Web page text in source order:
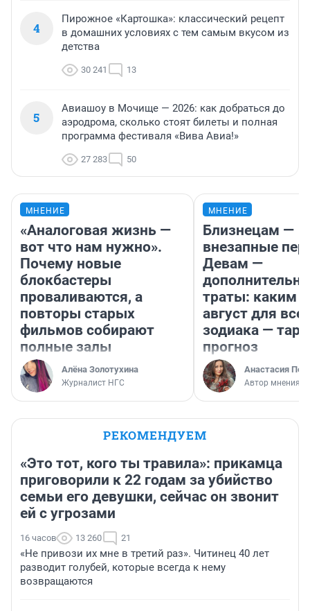
4
Пирожное «Картошка»: классический рецепт
в домашних условиях с тем самым вкусом из
детства
30 241 13
5
Авиашоу в Мочище — 2026: как добраться до
аэродрома, сколько стоят билеты и полная
программа фестиваля «Вива Авиа!»
27 283 50
МНЕНИЕ
«Аналоговая жизнь —
вот что нам нужно».
Почему новые
блокбастеры
проваливаются, а
повторы старых
фильмов собирают
полные залы
Алёна Золотухина
Журналист НГС
МНЕНИЕ
Близнецам —
внезапные
Девам —
траты: каким
август для
зодиака —
прогноз
Анастасия
Автор мнения
РЕКОМЕНДУЕМ
«Это тот, кого ты травила»: прикамца
приговорили к 22 годам за убийство
семьи его девушки, сейчас он звонит
ей с угрозами
16 часов 13 260 21
«Не привози их мне в третий раз». Читинец 40 лет
разводит голубей, которые всегда к нему
возвращаются